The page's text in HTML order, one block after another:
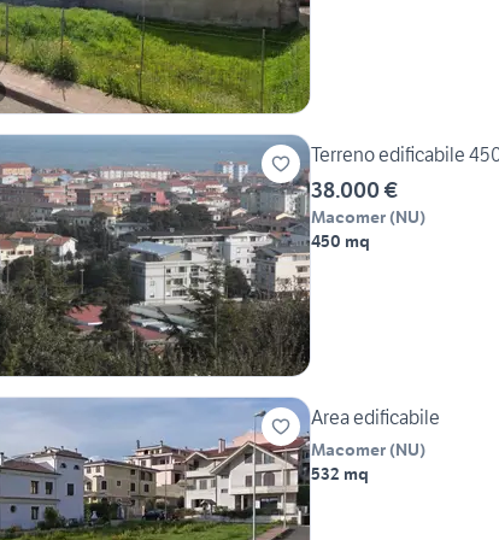
Terreno edificabile
38.000 €
Macomer (NU)
450 mq
Area edificabile
Macomer (NU)
532 mq